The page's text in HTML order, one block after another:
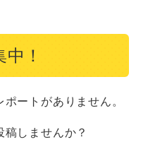
！
ートがありません。
しませんか？